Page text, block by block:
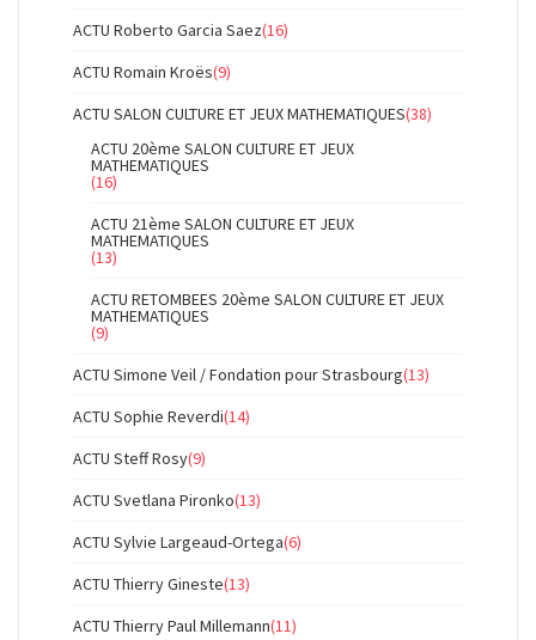
ACTU Roberto Garcia Saez(16)
ACTU Romain Kroës(9)
ACTU SALON CULTURE ET JEUX MATHEMATIQUES(38)
ACTU 20ème SALON CULTURE ET JEUX
MATHEMATIQUES
(16)
ACTU 21ème SALON CULTURE ET JEUX
MATHEMATIQUES
(13)
ACTU RETOMBEES 20ème SALON CULTURE ET JEUX
MATHEMATIQUES
(9)
ACTU Simone Veil / Fondation pour Strasbourg(13)
ACTU Sophie Reverdi(14)
ACTU Steff Rosy(9)
ACTU Svetlana Pironko(13)
ACTU Sylvie Largeaud-Ortega(6)
ACTU Thierry Gineste(13)
ACTU Thierry Paul Millemann(11)